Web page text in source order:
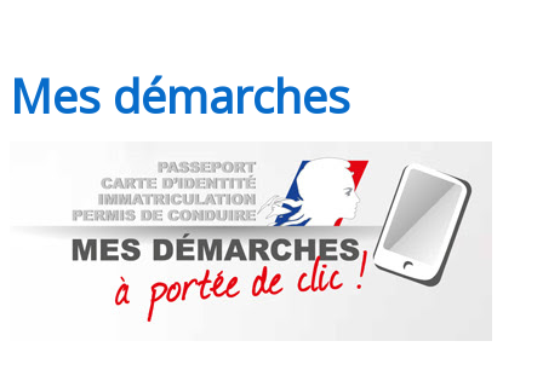
Mes démarches